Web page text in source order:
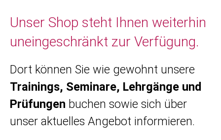
Unser Shop steht Ihnen weiterhin
uneingeschränkt zur Verfügung.
Dort können Sie wie gewohnt unsere
Trainings, Seminare, Lehrgänge und
Prüfungen buchen sowie sich über
unser aktuelles Angebot informieren.